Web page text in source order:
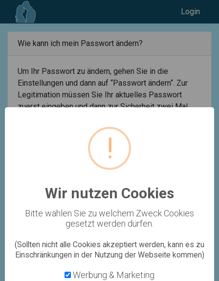
Login
Wie kann ich mein Passwort ändern?
Um Ihr Passwort zu ändern, gehen Sie in die
Einstellungen und dann auf “Passwort ändern“. Zur
Legitimation müssen Sie Ihr aktuelles Passwort
zuerst eingeben und dann zur Sicherheit zwei Mal
Klicken Sie dann auf „Passwort Speichern“.
!
Wir nutzen Cookies
Bitte wählen Sie zu welchem Zweck Cookies
gesetzt werden dürfen.
(Sollten nicht alle Cookies akzeptiert werden, kann es zu
Einschränkungen in der Nutzung der Webseite kommen)
Werbung & Marketing